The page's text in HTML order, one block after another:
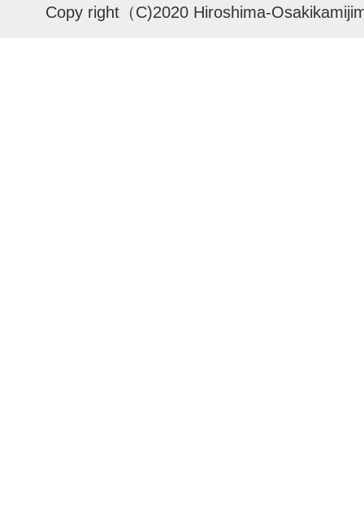
Copy right（C)2020 Hiroshima-